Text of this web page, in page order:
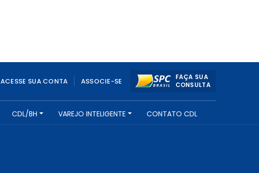
ACESSE SUA CONTA ASSOCIE-SE
FAÇA SUA
CONSULTA
CDL/BH VAREJO INTELIGENTE CONTATO CDL